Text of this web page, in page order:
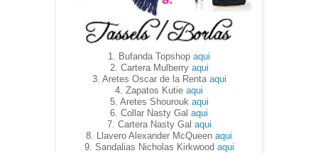
1. Bufanda Topshop aqui
2. Cartera Mulberry aqui
3. Aretes Oscar de la Renta aqui
4. Zapatos Kutie aqui
5. Aretes Shourouk aqui
6. Collar Nasty Gal aqui
7. Cartera Nasty Gal aqui
8. Llavero Alexander McQueen aqui
9. Sandalias Nicholas Kirkwood aqui